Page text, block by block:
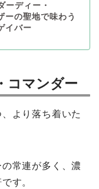
ーディー・
ーの聖地で味わう
イバー
コマンダー
より落ち着いた
常連が多く、濃
す。